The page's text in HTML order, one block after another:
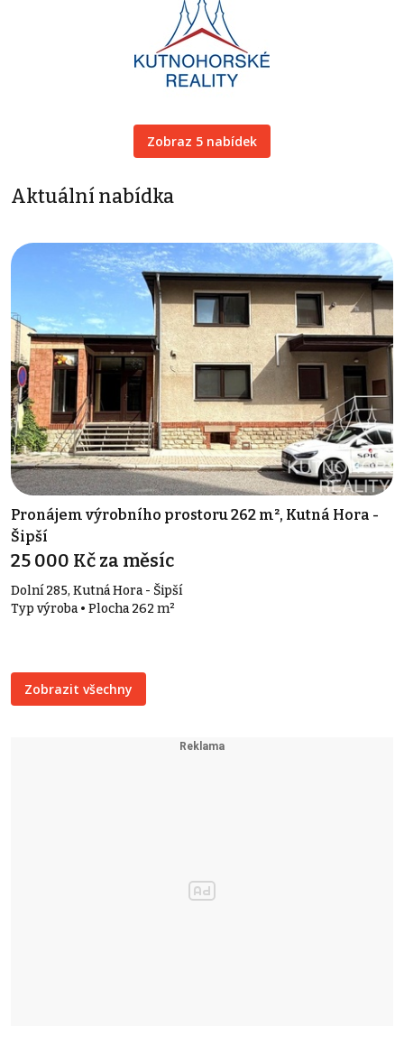
Zobraz 5 nabídek
Aktuální nabídka
Pronájem výrobního prostoru 262 m², Kutná Hora -
Šipší
25 000 Kč za měsíc
Dolní 285, Kutná Hora - Šipší
Typ výroba • Plocha 262 m²
Zobrazit všechny